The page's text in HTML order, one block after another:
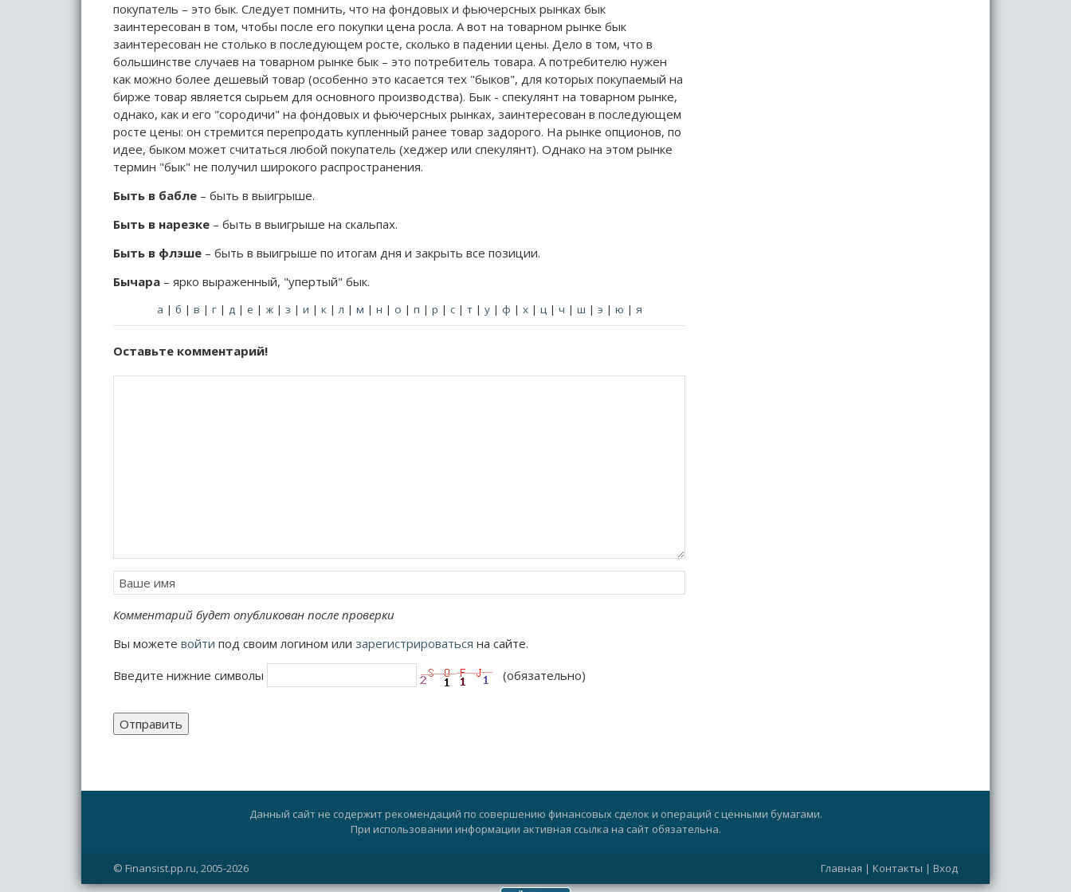
покупатель – это бык. Следует помнить, что на фондовых и фьючерсных рынках бык
заинтересован в том, чтобы после его покупки цена росла. А вот на товарном рынке бык
заинтересован не столько в последующем росте, сколько в падении цены. Дело в том, что в
большинстве случаев на товарном рынке бык – это потребитель товара. А потребителю нужен
как можно более дешевый товар (особенно это касается тех "быков", для которых покупаемый на
бирже товар является сырьем для основного производства). Бык - спекулянт на товарном рынке,
однако, как и его "сородичи" на фондовых и фьючерсных рынках, заинтересован в последующем
росте цены: он стремится перепродать купленный ранее товар задорого. На рынке опционов, по
идее, быком может считаться любой покупатель (хеджер или спекулянт). Однако на этом рынке
термин "бык" не получил широкого распространения.
Быть в бабле – быть в выигрыше.
Быть в нарезке – быть в выигрыше на скальпах.
Быть в флэше – быть в выигрыше по итогам дня и закрыть все позиции.
Бычара – ярко выраженный, "упертый" бык.
а | б | в | г| д| е | ж| з | и | к|л | м | н | о | п | р | с| т| у| ф | х| ц| ч | ш | э | ю | я
Оставьте комментарий!
Комментарий будет опубликован после проверки
Вы можете войти под своим логином или зарегистрироваться на сайте.
Введите нижние символы
(обязательно)
Отправить
Данный сайт не содержит рекомендаций по совершению финансовых сделок и операций с ценными бумагами.
При использовании информации активная ссылка на сайт обязательна.
© Finansist.pp.ru, 2005-2026 Главная | Контакты | Вход